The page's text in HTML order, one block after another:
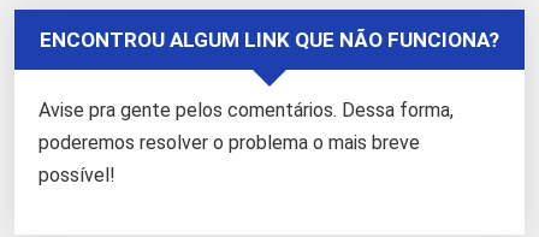
ENCONTROU ALGUM LINK QUE NÃO FUNCIONA?
Avise pra gente pelos comentários. Dessa forma,
poderemos resolver o problema o mais breve
possível!